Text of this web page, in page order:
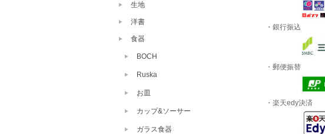
・銀行振込
・郵便振替
・楽天edy決済
生地
洋書
食器
BOCH
Ruska
お皿
カップ&ソーサー
ガラス食器